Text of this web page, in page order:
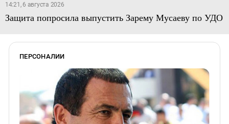
14:21, 6 августа 2026
Защита попросила выпустить Зарему Мусаеву по УДО
ПЕРСОНАЛИИ